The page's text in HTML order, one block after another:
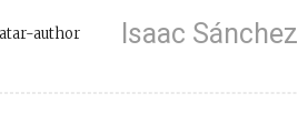
Isaac Sánchez